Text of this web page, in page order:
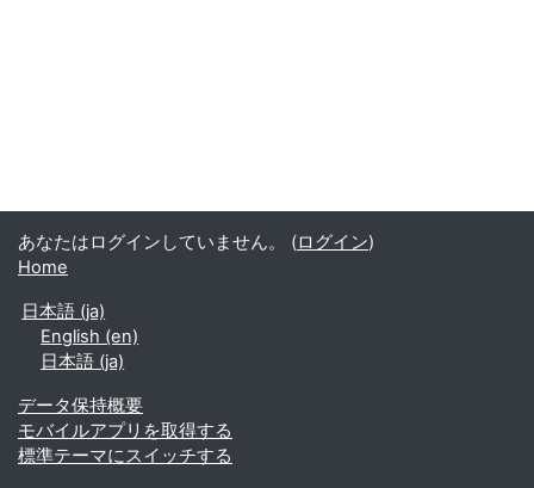
あなたはログインしていません。 (ログイン)
Home
日本語 ‎(ja)‎
English ‎(en)‎
日本語 ‎(ja)‎
データ保持概要
モバイルアプリを取得する
標準テーマにスイッチする